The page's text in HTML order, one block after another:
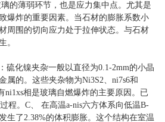
的薄弱环节，也是应力集中点。尤其是
爆炸的重要因素。当石材的膨胀系数小
周围的切向应力处于拉伸状态。与石材
。
硫化镍夹杂一般以直径为0.1-2mm的小晶
属的。这些夹杂物为Ni3S2、ni7s6和
ni1xs相是玻璃自燃爆炸的主要原因。已
程。C、 在高温a-nis六方体系向低温B-
生了2.38%的体积膨胀。这个结构在室温